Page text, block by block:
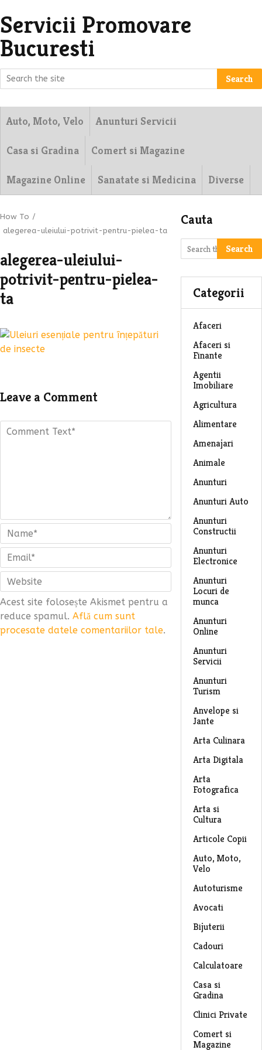
Servicii Promovare
Bucuresti
Search
Auto, Moto, Velo Anunturi Servicii
Casa si Gradina Comert si Magazine
Magazine Online Sanatate si Medicina Diverse
How To /
alegerea-uleiului-potrivit-pentru-pielea-ta
alegerea-uleiului-
potrivit-pentru-pielea-
ta
Leave a Comment
Acest site folosește Akismet pentru a
reduce spamul. Află cum sunt
procesate datele comentariilor tale.
Cauta
Search
Categorii
Afaceri
Afaceri si
Finante
Agentii
Imobiliare
Agricultura
Alimentare
Amenajari
Animale
Anunturi
Anunturi Auto
Anunturi
Constructii
Anunturi
Electronice
Anunturi
Locuri de
munca
Anunturi
Online
Anunturi
Servicii
Anunturi
Turism
Anvelope si
Jante
Arta Culinara
Arta Digitala
Arta
Fotografica
Arta si
Cultura
Articole Copii
Auto, Moto,
Velo
Autoturisme
Avocati
Bijuterii
Cadouri
Calculatoare
Casa si
Gradina
Clinici Private
Comert si
Magazine